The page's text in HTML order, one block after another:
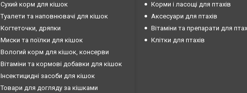
Сухий корм для кішок
Туалети та наповнювачі для кішок
Когтеточки, дряпки
Миски та поїлки для кішок
Вологий корм для кішок, консерви
Вітаміни та кормові добавки для кішок
Інсектицидні засоби для кішок
Товари для догляду за кішками
Корми і ласощі для птахів
Аксесуари для птахів
Вітаміни та препарати для
Клітки для птахів